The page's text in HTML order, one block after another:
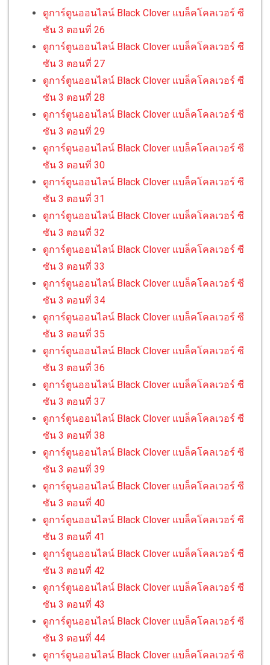
ดูการ์ตูนออนไลน์ Black Clover แบล็คโคลเวอร์ ซี
ซัน 3 ตอนที่ 26
ดูการ์ตูนออนไลน์ Black Clover แบล็คโคลเวอร์ ซี
ซัน 3 ตอนที่ 27
ดูการ์ตูนออนไลน์ Black Clover แบล็คโคลเวอร์ ซี
ซัน 3 ตอนที่ 28
ดูการ์ตูนออนไลน์ Black Clover แบล็คโคลเวอร์ ซี
ซัน 3 ตอนที่ 29
ดูการ์ตูนออนไลน์ Black Clover แบล็คโคลเวอร์ ซี
ซัน 3 ตอนที่ 30
ดูการ์ตูนออนไลน์ Black Clover แบล็คโคลเวอร์ ซี
ซัน 3 ตอนที่ 31
ดูการ์ตูนออนไลน์ Black Clover แบล็คโคลเวอร์ ซี
ซัน 3 ตอนที่ 32
ดูการ์ตูนออนไลน์ Black Clover แบล็คโคลเวอร์ ซี
ซัน 3 ตอนที่ 33
ดูการ์ตูนออนไลน์ Black Clover แบล็คโคลเวอร์ ซี
ซัน 3 ตอนที่ 34
ดูการ์ตูนออนไลน์ Black Clover แบล็คโคลเวอร์ ซี
ซัน 3 ตอนที่ 35
ดูการ์ตูนออนไลน์ Black Clover แบล็คโคลเวอร์ ซี
ซัน 3 ตอนที่ 36
ดูการ์ตูนออนไลน์ Black Clover แบล็คโคลเวอร์ ซี
ซัน 3 ตอนที่ 37
ดูการ์ตูนออนไลน์ Black Clover แบล็คโคลเวอร์ ซี
ซัน 3 ตอนที่ 38
ดูการ์ตูนออนไลน์ Black Clover แบล็คโคลเวอร์ ซี
ซัน 3 ตอนที่ 39
ดูการ์ตูนออนไลน์ Black Clover แบล็คโคลเวอร์ ซี
ซัน 3 ตอนที่ 40
ดูการ์ตูนออนไลน์ Black Clover แบล็คโคลเวอร์ ซี
ซัน 3 ตอนที่ 41
ดูการ์ตูนออนไลน์ Black Clover แบล็คโคลเวอร์ ซี
ซัน 3 ตอนที่ 42
ดูการ์ตูนออนไลน์ Black Clover แบล็คโคลเวอร์ ซี
ซัน 3 ตอนที่ 43
ดูการ์ตูนออนไลน์ Black Clover แบล็คโคลเวอร์ ซี
ซัน 3 ตอนที่ 44
ดูการ์ตูนออนไลน์ Black Clover แบล็คโคลเวอร์ ซี